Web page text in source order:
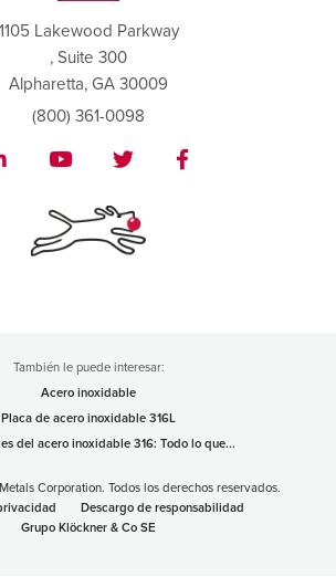
1105 Lakewood Parkway
, Suite 300
Alpharetta, GA 30009
(800) 361-0098
También le puede interesar:
Acero inoxidable
Placa de acero inoxidable 316L
del acero inoxidable 316: Todo lo que...
Corporation. Todos los derechos reservados.
Descargo de responsabilidad
Grupo Klöckner & Co SE